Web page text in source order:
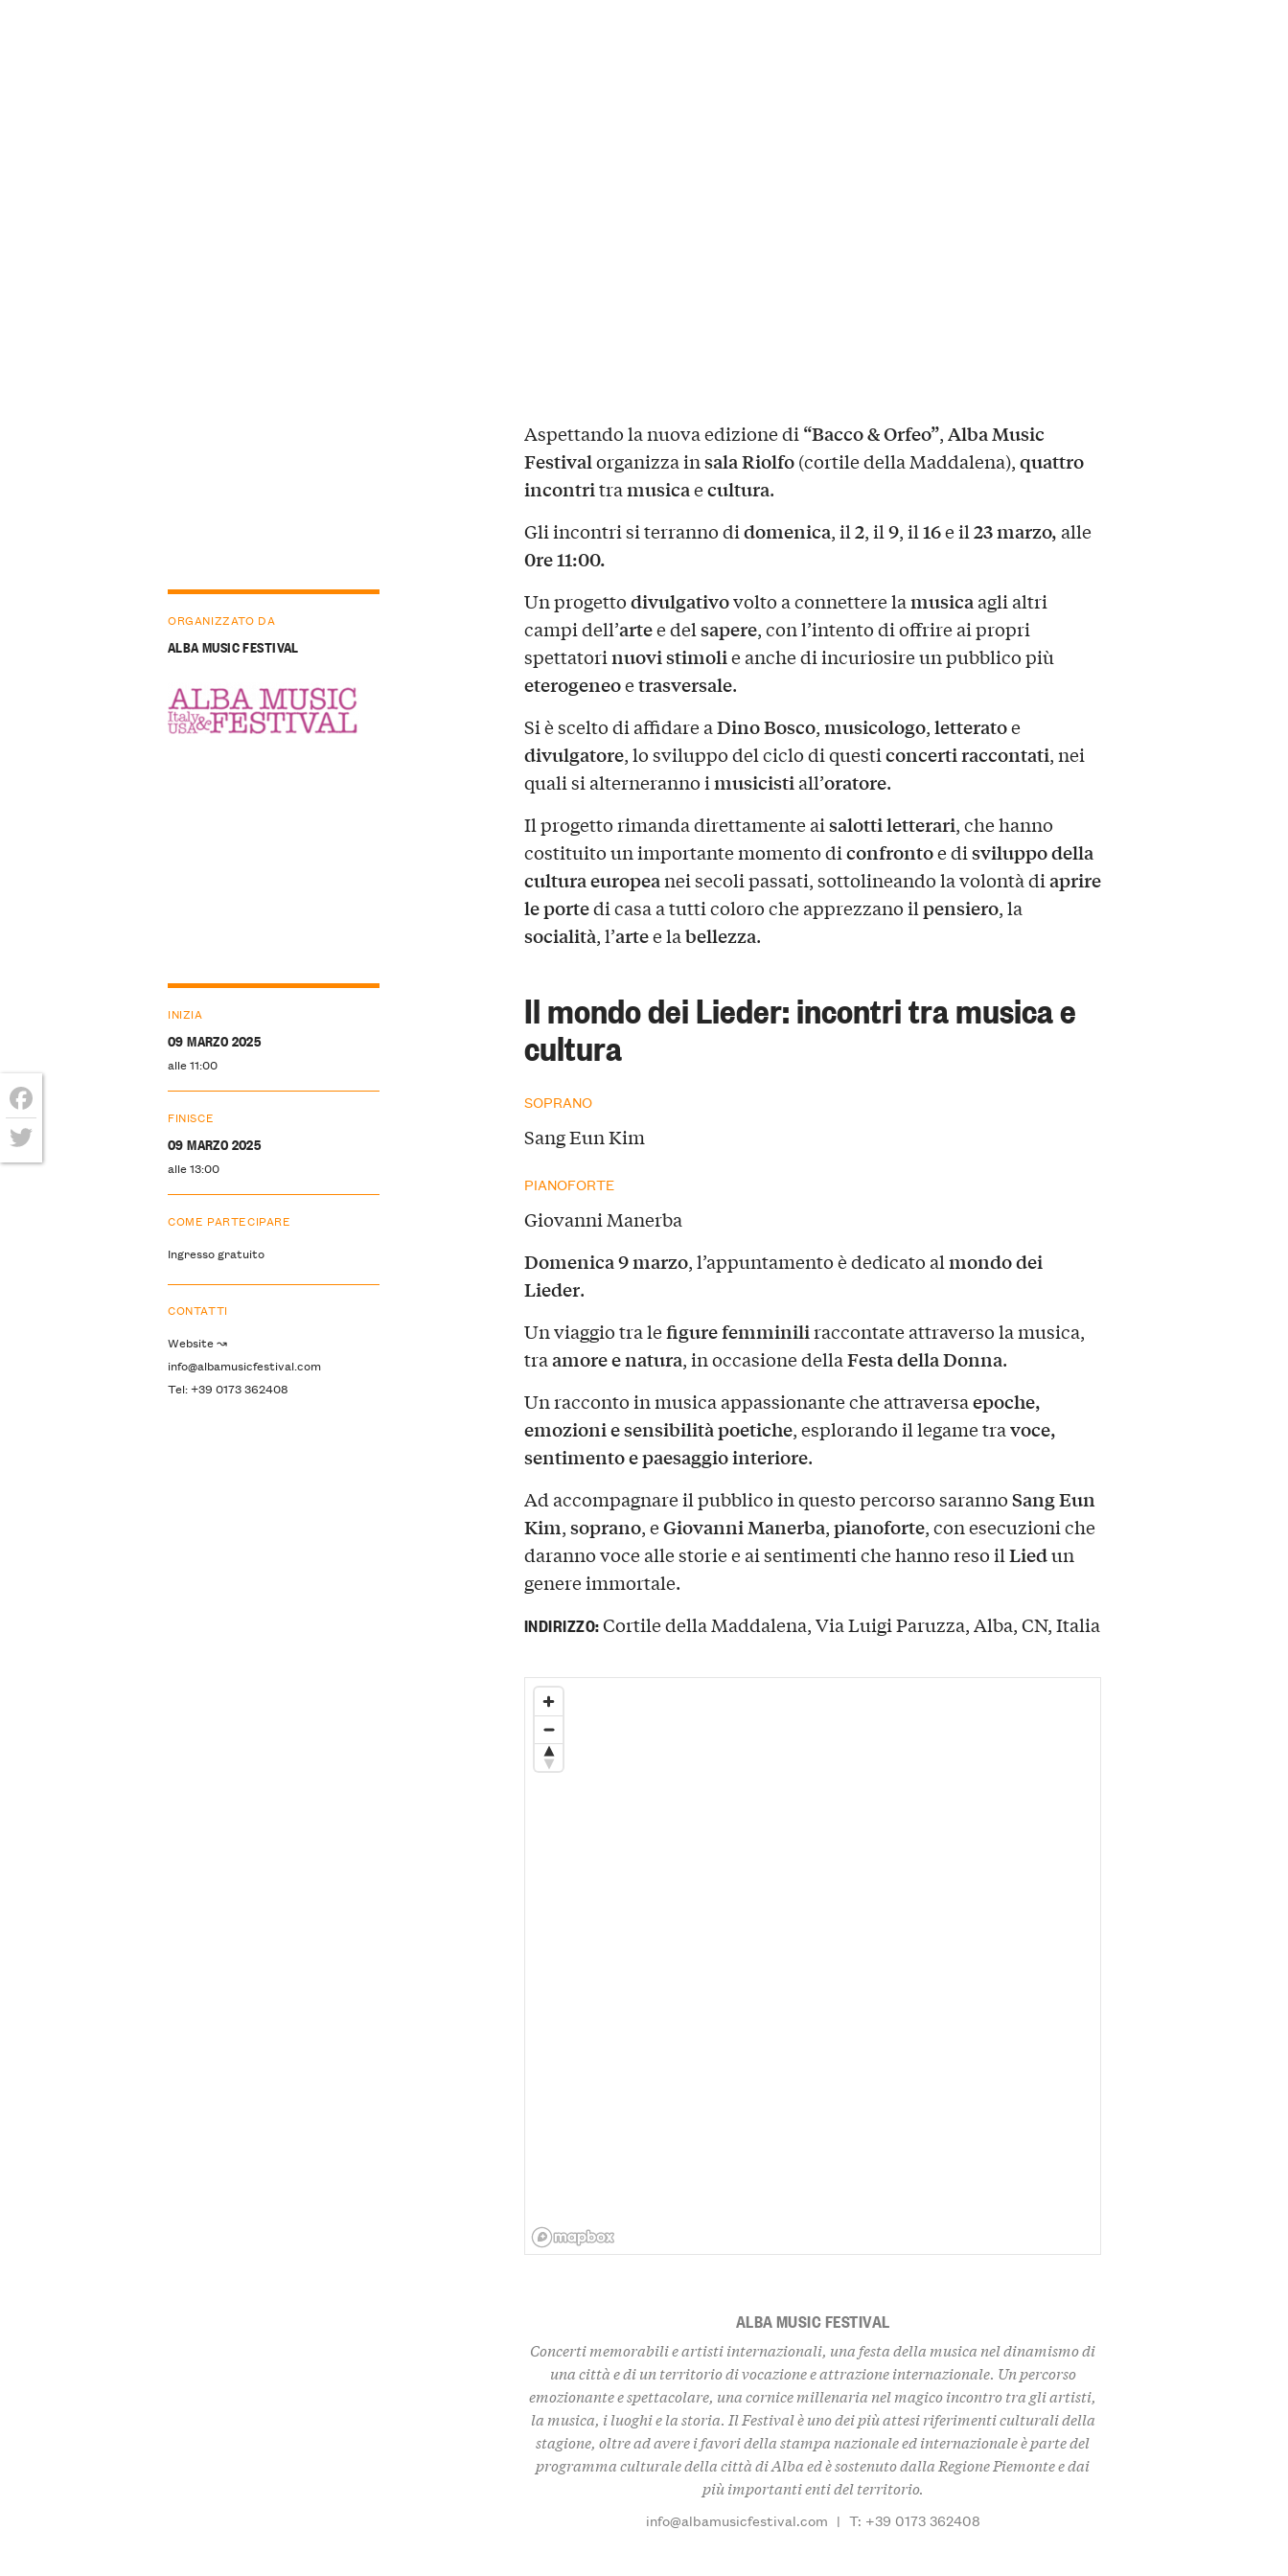
Aspettando la nuova edizione di“Bacco & Orfeo”,Alba Music
Festivalorganizza insala Riolfo(cortile della Maddalena),quattro
incontritramusicaecultura.
Gli incontri si terranno didomenica, il2, il9, il16e il23 marzo, alle
0re 11:00.
Un progettodivulgativovolto a connettere lamusicaagli altri
campi dell’artee delsapere, con l’intento di offrire ai propri
spettatorinuovi stimolie anche di incuriosire un pubblico più
eterogeneoetrasversale.
Si è scelto di affidare aDino Bosco,musicologo,letteratoe
divulgatore, lo sviluppo del ciclo di questiconcerti raccontati, nei
quali si alterneranno imusicistiall’oratore.
Il progetto rimanda direttamente aisalotti letterari, che hanno
costituito un importante momento diconfrontoe disviluppo della
cultura europeanei secoli passati, sottolineando la volontà diaprire
le portedi casa a tutti coloro che apprezzano ilpensiero, la
socialità, l’artee labellezza.
Il mondo dei Lieder: incontri tra musica e
cultura
SOPRANO
Sang Eun Kim
PIANOFORTE
Giovanni Manerba
Domenica 9 marzo, l’appuntamento è dedicato almondo dei
Lieder.
Un viaggio tra lefigure femminiliraccontate attraverso la musica,
traamore e natura, in occasione dellaFesta della Donna.
Un racconto in musica appassionante che attraversaepoche,
emozioni e sensibilità poetiche, esplorando il legame travoce,
sentimento e paesaggio interiore.
Ad accompagnare il pubblico in questo percorso sarannoSang Eun
Kim,soprano, eGiovanni Manerba,pianoforte, con esecuzioni che
daranno voce alle storie e ai sentimenti che hanno reso ilLiedun
genere immortale.
ORGANIZZATO DA
ALBA MUSIC FESTIVAL
INIZIA
09 MARZO 2025
alle 11:00
FINISCE
09 MARZO 2025
alle 13:00
COME PARTECIPARE
Ingresso gratuito
CONTATTI
Website ↝
info@albamusicfestival.com
Tel: +39 0173 362408
INDIRIZZO:Cortile della Maddalena, Via Luigi Paruzza, Alba, CN, Italia
ALBA MUSIC FESTIVAL
Concerti memorabili e artisti internazionali, una festa della musica nel dinamismo di
una città e di un territorio di vocazione e attrazione internazionale. Un percorso
emozionante e spettacolare, una cornice millenaria nel magico incontro tra gli artisti,
la musica, i luoghi e la storia. Il Festival è uno dei più attesi riferimenti culturali della
stagione, oltre ad avere i favori della stampa nazionale ed internazionale è parte del
programma culturale della città di Alba ed è sostenuto dalla Regione Piemonte e dai
più importanti enti del territorio.
info@albamusicfestival.com | T: +39 0173 362408
Facebook
Twitter